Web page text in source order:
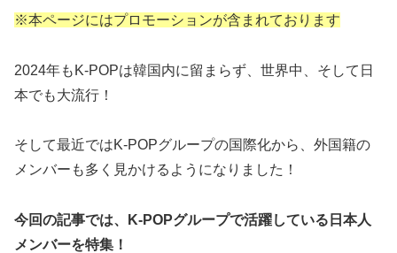
※本ページにはプロモーションが含まれております
2024年もK-POPは韓国内に留まらず、世界中、そして日
本でも大流行！
そして最近ではK-POPグループの国際化から、外国籍の
メンバーも多く見かけるようになりました！
今回の記事では、K-POPグループで活躍している日本人
メンバーを特集！